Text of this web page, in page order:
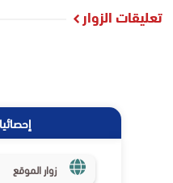
تعليقات الزوار
زوار الموقع